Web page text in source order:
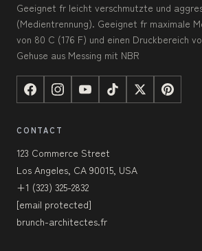
Geeignet fr leicht verschmutzte und
(Medientrennung). Geeignet fr maximale
von 80 C (176 F) und einen Druckbereich
Gehuse aus Messing mit NBR
CONTACT
123 Commerce Street
Los Angeles, CA 90015, USA
+1 (323) 325-2832
[email protected]
brunch-architectes.fr